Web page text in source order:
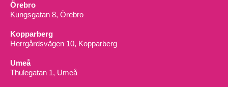
Örebro
Kungsgatan 8, Örebro
Kopparberg
Herrgårdsvägen 10, Kopparberg
Umeå
Thulegatan 1, Umeå